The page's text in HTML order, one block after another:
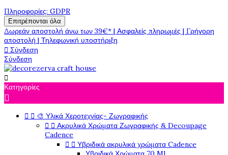
Πληροφορίες: GDPR
Επιτρέπονται όλα
Δωρεάν αποστολή άνω των 39€* | Ασφαλείς πληρωμές | Γρήγορη
αποστολή | Τηλεφωνική υποστήριξη
 Σύνδεση
Σύνδεση

Κατηγορίες

  🎨 Υλικά Χεροτεχνίας- Ζωγραφικής
  Ακρυλικά Χρώματα Ζωγραφικής & Decoupage
Cadence
  Υβριδικά ακρυλικά χρώματα Cadence